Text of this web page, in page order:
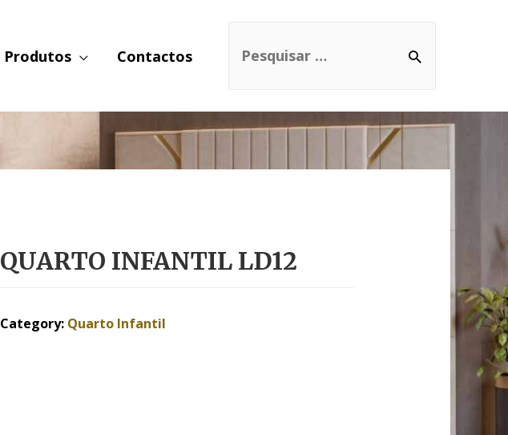
Produtos Contactos
QUARTO INFANTIL LD12
Category: Quarto Infantil